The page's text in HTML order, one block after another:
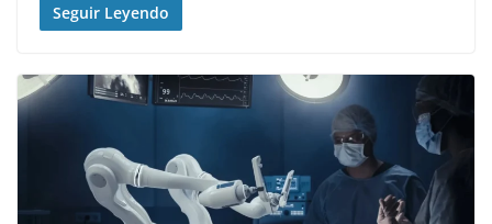
Seguir Leyendo